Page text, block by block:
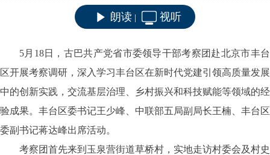
朗读 视听
5月18日，古巴共产党省市委领导干部考察团赴北京市丰台
区开展考察调研，深入学习丰台区在新时代党建引领高质量发展
中的创新实践，交流基层治理、乡村振兴和科技赋能等领域的经
验成果。丰台区委书记王少峰、中联部五局副局长王楠、丰台区
委副书记蒋达峰出席活动。
考察团首先来到玉泉营街道草桥村，实地走访村委会及村史